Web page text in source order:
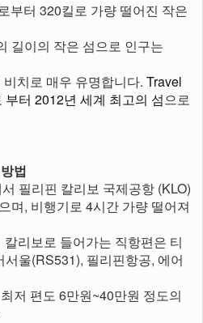
부터 320킬로 가량 떨어진 작은
길이의 작은 섬으로 인구는
치로 매우 유명합니다. Travel
터 2012년 세계 최고의 섬으로
법
필리핀 칼리보 국제공항 (KLO)
며, 비행기로 4시간 가량 떨어져
리보로 들어가는 직항편은 티
울(RS531), 필리핀항공, 에어
저 편도 6만원~40만원 정도의